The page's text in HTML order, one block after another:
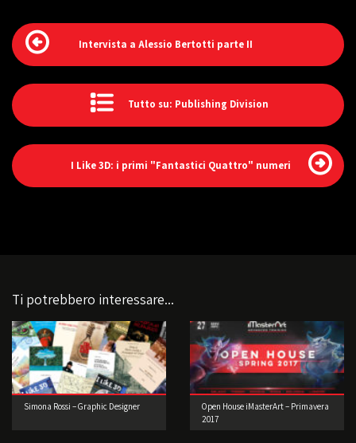
Intervista a Alessio Bertotti parte II
Tutto su: Publishing Division
I Like 3D: i primi "Fantastici Quattro" numeri
Ti potrebbero interessare...
Simona Rossi – Graphic Designer
Open House iMasterArt – Primavera
2017